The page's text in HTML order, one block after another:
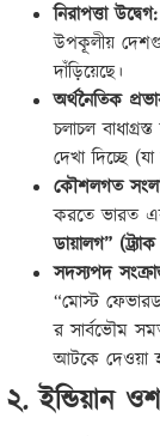
নিরাপত্তা উদ্বেগ:
উপকূলীয়
দাঁড়িয়েছে।
অর্থনৈতিক
চলাচল
দেখা দিচ্ছে
কৌশলগত
করতে ভারত
ডায়ালগ”
সদস্যপদ
“মোস্ট
র সার্বভৌম
আটকে দেওয়া
২. ইন্ডিয়ান